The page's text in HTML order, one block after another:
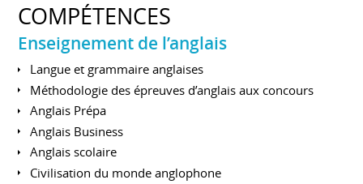
COMPÉTENCES
Enseignement de l’anglais
Langue et grammaire anglaises
Méthodologie des épreuves d’anglais aux concours
Anglais Prépa
Anglais Business
Anglais scolaire
Civilisation du monde anglophone